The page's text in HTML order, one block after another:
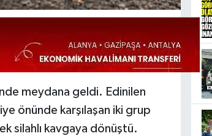
meydana geldi. Edinilen
önünde karşılaşan iki grup
silahlı kavgaya dönüştü.